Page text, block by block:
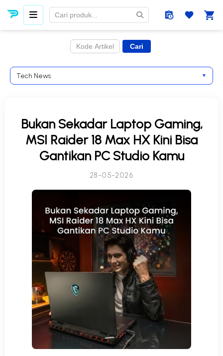
Tech News ▼
Bukan Sekadar Laptop Gaming,
MSI Raider 18 Max HX Kini Bisa
Gantikan PC Studio Kamu
28-05-2026